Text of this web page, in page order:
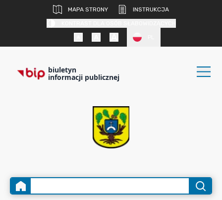
MAPA STRONY
INSTRUKCJA
biuletyn
informacji publicznej